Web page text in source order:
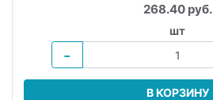
268.40 руб.
шт
−
В КОРЗИНУ